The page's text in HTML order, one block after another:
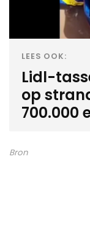
LEES OOK:
Lidl-
op
700.000
Bron